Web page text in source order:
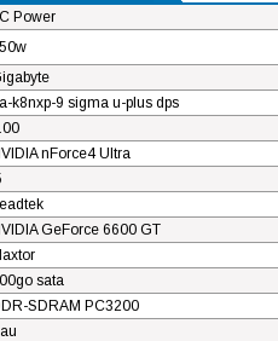
Power
k8nxp-9 sigma u-plus dps
nForce4 Ultra
GeForce 6600 GT
sata
SDRAM PC3200